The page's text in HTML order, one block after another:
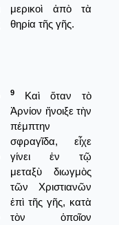
μερικοὶ ἀπὸ τὰ
θηρία τῆς γῆς.
9
Καὶ ὅταν τὸ
Ἀρνίον ἤνοιξε τὴν
πέμπτην
σφραγῖδα, εἶχε
γίνει ἐν τῷ
μεταξὺ διωγμὸς
τῶν Χριστιανῶν
ἐπὶ τῆς γῆς, κατὰ
τὸν ὁποῖον